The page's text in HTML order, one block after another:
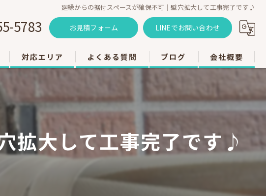
廻縁からの据付スペースが確保不可｜壁穴拡大して工事完了です♪
5783 お見積フォーム LINEでお問い合わせ
対応エリア
草津市のエアコン工事
栗東市のエアコン工事
東近江市のエアコン工事
甲賀市のエアコン工事
よくある質問 ブログ 会社概要
拡大して工事完了です♪